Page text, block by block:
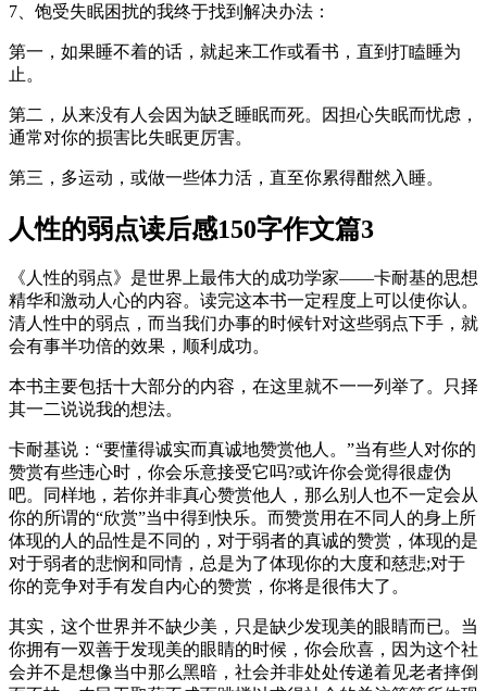
7、饱受失眠困扰的我终于找到解决办法：
第一，如果睡不着的话，就起来工作或看书，直到打瞌睡为
止。
第二，从来没有人会因为缺乏睡眠而死。因担心失眠而忧虑，
通常对你的损害比失眠更厉害。
第三，多运动，或做一些体力活，直至你累得酣然入睡。
人性的弱点读后感150字作文篇3
《人性的弱点》是世界上最伟大的成功学家——卡耐基的思想
精华和激动人心的内容。读完这本书一定程度上可以使你认。
清人性中的弱点，而当我们办事的时候针对这些弱点下手，就
会有事半功倍的效果，顺利成功。
本书主要包括十大部分的内容，在这里就不一一列举了。只择
其一二说说我的想法。
卡耐基说：“要懂得诚实而真诚地赞赏他人。”当有些人对你的
赞赏有些违心时，你会乐意接受它吗?或许你会觉得很虚伪
吧。同样地，若你并非真心赞赏他人，那么别人也不一定会从
你的所谓的“欣赏”当中得到快乐。而赞赏用在不同人的身上所
体现的人的品性是不同的，对于弱者的真诚的赞赏，体现的是
对于弱者的悲悯和同情，总是为了体现你的大度和慈悲;对于
你的竞争对手有发自内心的赞赏，你将是很伟大了。
其实，这个世界并不缺少美，只是缺少发现美的眼睛而已。当
你拥有一双善于发现美的眼睛的时候，你会欣喜，因为这个社
会并不是想像当中那么黑暗，社会并非处处传递着见老者摔倒